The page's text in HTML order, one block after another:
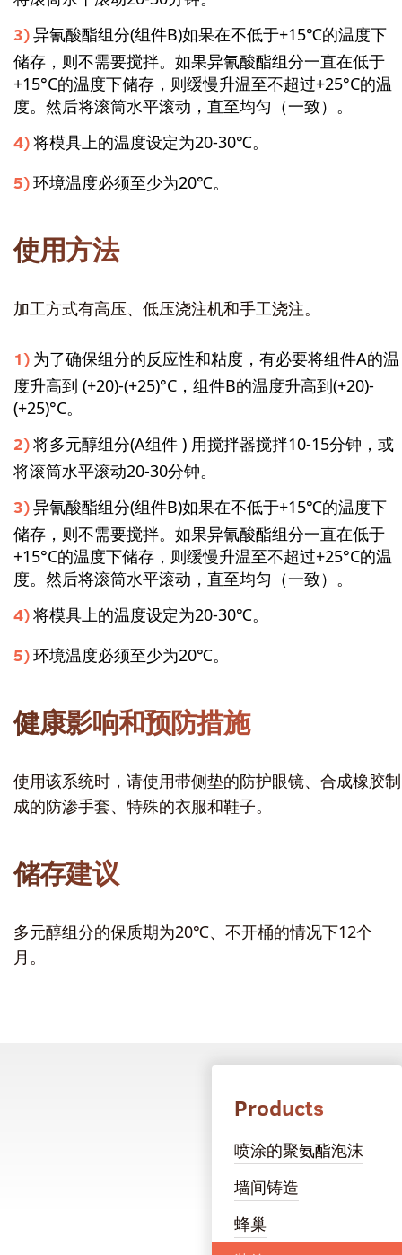
异氰酸酯组分(组件B)如果在不低于+15℃的温度下
储存，则不需要搅拌。如果异氰酸酯组分一直在低于
+15°C的温度下储存，则缓慢升温至不超过+25°C的温
度。然后将滚筒水平滚动，直至均匀（一致）。
将模具上的温度设定为20-30℃。
环境温度必须至少为20℃。
使用方法
加工方式有高压、低压浇注机和手工浇注。
为了确保组分的反应性和粘度，有必要将组件A的温
度升高到 (+20)-(+25)°C，组件B的温度升高到(+20)-
(+25)°C。
将多元醇组分(A组件 ) 用搅拌器搅拌10-15分钟，或
将滚筒水平滚动20-30分钟。
异氰酸酯组分(组件B)如果在不低于+15℃的温度下
储存，则不需要搅拌。如果异氰酸酯组分一直在低于
+15°C的温度下储存，则缓慢升温至不超过+25°C的温
度。然后将滚筒水平滚动，直至均匀（一致）。
将模具上的温度设定为20-30℃。
环境温度必须至少为20℃。
健康影响和预防措施
使用该系统时，请使用带侧垫的防护眼镜、合成橡胶制
成的防渗手套、特殊的衣服和鞋子。
储存建议
多元醇组分的保质期为20℃、不开桶的情况下12个
月。
Products
喷涂的聚氨酯泡沫
墙间铸造
蜂巢